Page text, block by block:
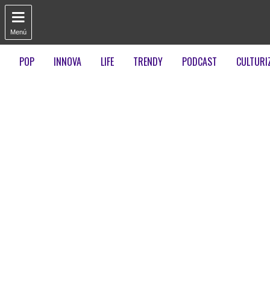

Menú
POP INNOVA LIFE TRENDY PODCAST